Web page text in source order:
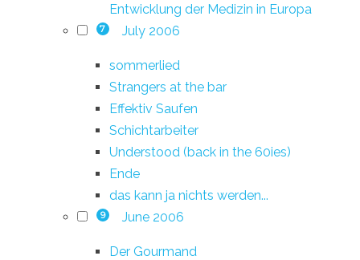
Entwicklung der Medizin in Europa
7 July 2006
sommerlied
Strangers at the bar
Effektiv Saufen
Schichtarbeiter
Understood (back in the 60ies)
Ende
das kann ja nichts werden...
9 June 2006
Der Gourmand